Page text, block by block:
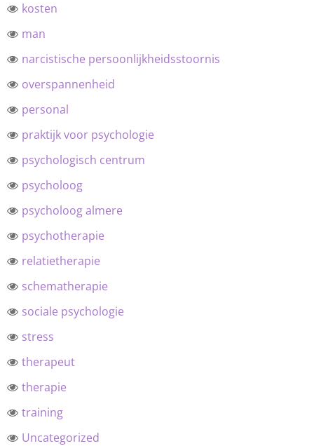
kosten
man
narcistische persoonlijkheidsstoornis
overspannenheid
personal
praktijk voor psychologie
psychologisch centrum
psycholoog
psycholoog almere
psychotherapie
relatietherapie
schematherapie
sociale psychologie
stress
therapeut
therapie
training
Uncategorized